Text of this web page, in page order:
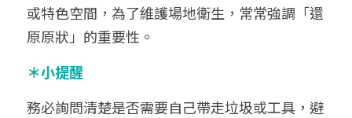
或特色空間，為了維護場地衛生，常常強調「還
原原狀」的重要性。
＊小提醒
務必詢問清楚是否需要自己帶走垃圾或工具，避